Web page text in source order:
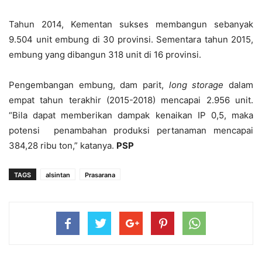
Tahun 2014, Kementan sukses membangun sebanyak
9.504 unit embung di 30 provinsi. Sementara tahun 2015,
embung yang dibangun 318 unit di 16 provinsi.
Pengembangan embung, dam parit, long storage dalam
empat tahun terakhir (2015-2018) mencapai 2.956 unit.
“Bila dapat memberikan dampak kenaikan IP 0,5, maka
potensi penambahan produksi pertanaman mencapai
384,28 ribu ton,” katanya. PSP
TAGS alsintan Prasarana